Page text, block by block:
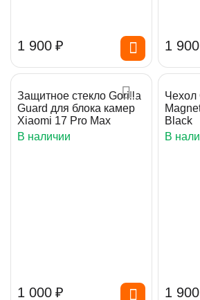
1 900 ₽ 1 900
Защитное стекло Gorilla
Guard для блока камер
Xiaomi 17 Pro Max
В наличии
1 000 ₽
Чехол
Black
В
1 900